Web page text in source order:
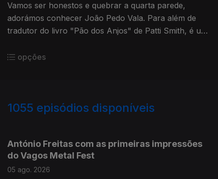
Vamos ser honestos e quebrar a quarta parede,
adorámos conhecer João Pedo Vala. Para além de
tradutor do livro "Pão dos Anjos" de Patti Smith, é um
opções
1055 episódios disponíveis
António Freitas com as primeiras impressões
do Vagos Metal Fest
05 ago. 2026